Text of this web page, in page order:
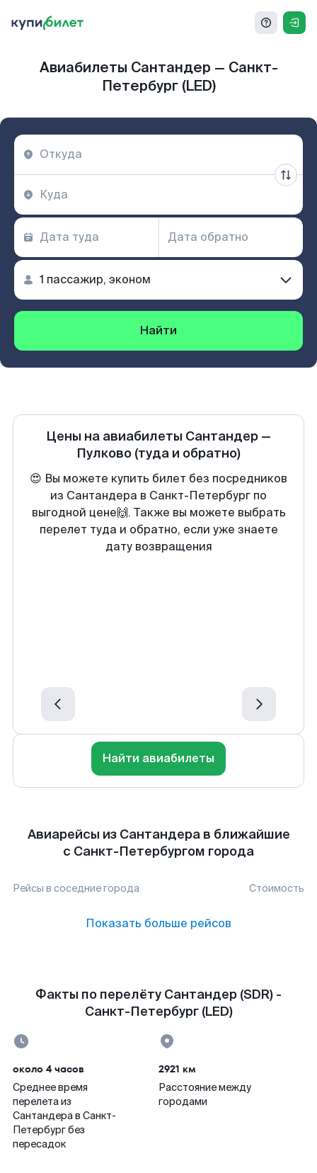
Авиабилеты Сантандер — Санкт-
Петербург (LED)
Найти
Цены на авиабилеты Сантандер —
Пулково (туда и обратно)
😍 Вы можете купить билет без посредников
из Сантандера в Санкт-Петербург по
выгодной цене🙌. Также вы можете выбрать
перелет туда и обратно, если уже знаете
дату возвращения
Найти авиабилеты
Авиарейсы из Сантандера в ближайшие
с Санкт-Петербургом города
Рейсы в соседние города Стоимость
Показать больше рейсов
Факты по перелёту Сантандер (SDR) -
Санкт-Петербург (LED)
около 4 часов
Среднее время
перелета из
Сантандера в Санкт-
Петербург без
пересадок
2921 км
Расстояние между
городами